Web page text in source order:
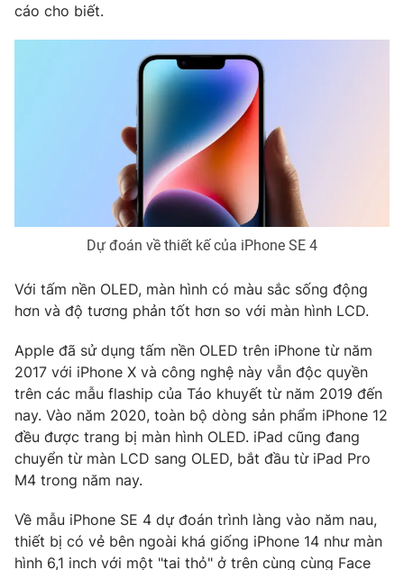
Cơ quan báo chí:
Giấy phép hoạt động báo in và báo điện tử số 483/GP-BTTTT
cấp ngày 29/12/2023
Vũ Thanh Thủy
Nguyễn Thị Mỹ Hạnh, Phạm Quốc Thắng,
Nguyễn Trọng Ninh
024.38 355 931 - 024.38 355 932
Ðiện thoại Thời báo VTV:024.66 897 897
toasoan@vtv.vn
Liên hệ quảng cáo:024-7300.7108
® Cấm sao chép dưới mọi hình thức nếu không có sự chấp
thông tin từ website này.
cáo cho biết.
Dự đoán về thiết kế của iPhone SE 4
Với tấm nền OLED, màn hình có màu sắc sống động
hơn và độ tương phản tốt hơn so với màn hình LCD.
Apple đã sử dụng tấm nền OLED trên iPhone từ năm
2017 với iPhone X và công nghệ này vẫn độc quyền
trên các mẫu flaship của Táo khuyết từ năm 2019 đến
nay. Vào năm 2020, toàn bộ dòng sản phẩm iPhone 12
đều được trang bị màn hình OLED. iPad cũng đang
chuyển từ màn LCD sang OLED, bắt đầu từ iPad Pro
M4 trong năm nay.
Về mẫu iPhone SE 4 dự đoán trình làng vào năm nau,
thiết bị có vẻ bên ngoài khá giống iPhone 14 như màn
hình 6,1 inch với một "tai thỏ" ở trên cùng cùng Face